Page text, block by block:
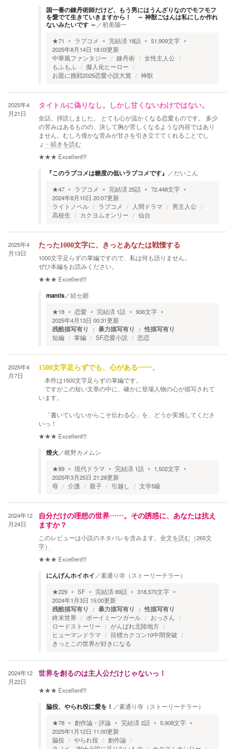
国一番の錬丹術師だけど、もう男にはうんざりなのでモフモフ
を愛でて生きていきますから！ ～ 神獣ごはんは私にしか作れ
ないみたいです ～ ／初美陽一
★71 ラブコメ 完結済 18話 51,909文字
2025年8月14日 18:03更新
中華風ファンタジー
錬丹術
女性主人公
もふもふ
擬人化ヒーロー
お題に挑戦2025恋愛小説大賞
神獣
2025年4
月21日
タイトルに偽りなし。しかし甘くないわけではない。
全話、拝読しました。 とても心が温かくなる恋愛ものです。 多少
の苦みはあるものの、決して胸が苦しくなるような内容ではあり
ません。むしろ僅かな苦みが甘さを引き立ててくれることでし
ょ …続きを読む
★★★ Excellent!!!
『このラブコメは糖度の低いラブコメです』 ／だいこん
★47 ラブコメ 完結済25話 72,448文字
2024年8月10日 20:07更新
ライトノベル
ラブコメ 人間ドラマ
男主人公
高校生
カクヨムオンリー 仙台
2025年4
月13日
たった1000文字に、きっとあなたは戦慄する
1000文字足らずの掌編ですので、私は何も語りません。
ぜひ本編をお読みください。
★★★ Excellent!!!
mantis／続セ廻
★18 恋愛 完結済 1話 936文字
2025年4月13日 00:31更新
残酷描写有り 暴力描写有り 性描写有り
短編 掌編 SF恋愛小説 悲恋
2025年4
月7日
1500文字足らずでも、心がある――。
本作は1500文字足らずの掌編です。
ですがこの短い文章の中に、確かに登場人物の心が描写されて
います。
「書いていないからこそ伝わる心」を、どうか実感してくださ
いっ！
★★★ Excellent!!!
燈火 ／梶野カメムシ
★89 現代ドラマ 完結済 1話 1,502文字
2025年3月25日 21:28更新
母
介護 親子 引越し 文学5級
2024年12
月24日
自分だけの理想の世界……。その誘惑に、あなたは抗え
ますか？
このレビューは小説のネタバレを含みます。 全文を読む（265文
字）
★★★ Excellent!!!
にんげんホイホイ ／素通り寺（ストーリーテラー）
★229 SF 完結済89話 318,570文字
2024年1月3日 15:00更新
残酷描写有り 暴力描写有り 性描写有り
終末世界 ボーイミーツガール
おっさん
ロードストーリー
がんばれ北陸地方
ヒューマンドラマ
目標カクコン10中間突破
きっとこの世界が好きになる
2024年12
月22日
世界を創るのは主人公だけじゃないっ！
★★★ Excellent!!!
脇役、やられ役に愛を！ ／素通り寺（ストーリーテラー）
★78 創作論・評論 完結済2話 5,908文字
2025年1月12日 11:00更新
脇役
やられ役
創作論